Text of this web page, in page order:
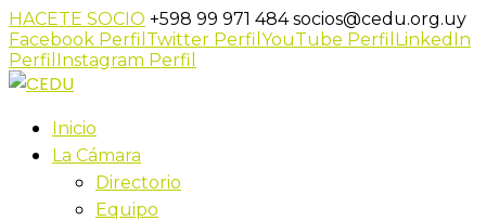
HACETE SOCIO +598 99 971 484socios@cedu.org.uy
Facebook Perfil Twitter Perfil YouTube Perfil LinkedIn
Perfil Instagram Perfil
Inicio
La Cámara
Directorio
Equipo